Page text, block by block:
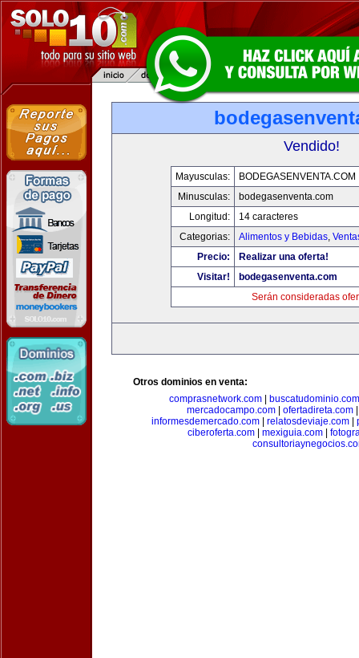
Vendido!
Mayusculas:
BODEGASENVENTA.COM
Minusculas:
bodegasenventa.com
Longitud:
14 caracteres
Categorias:
Alimentos y Bebidas,
Precio:
Realizar una oferta!
Visitar!
bodegasenventa.com
Serán consideradas
Otros dominios en venta:
comprasnetwork.com
buscatudominio.com
mercadocampo.com| ofertadireta.com
informesdemercado.com| relatosdeviaje.com|
ciberoferta.com
mexiguia.com